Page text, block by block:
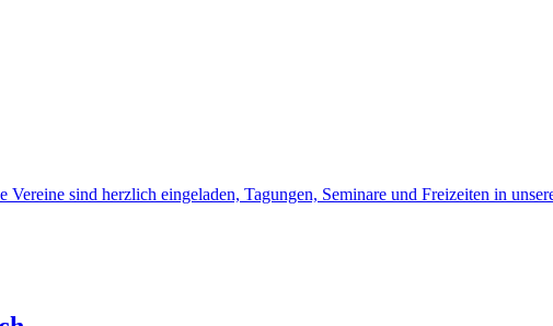
sind herzlich eingeladen, Tagungen, Seminare und Freizeiten in